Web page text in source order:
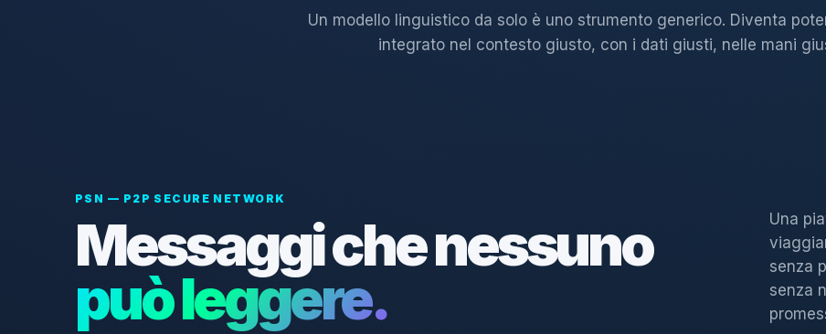
Un modello linguistico da solo è uno strumento generico. Diventa
integrato nel contesto giusto, con i dati giusti, nelle mani
PSN — P2P SECURE NETWORK
Messaggi che nessuno
può leggere.
Una
senza
senza